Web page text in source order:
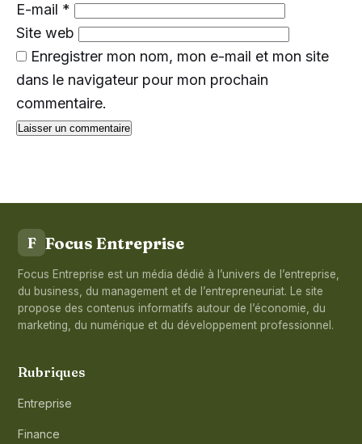
E-mail *
Site web
Enregistrer mon nom, mon e-mail et mon site
dans le navigateur pour mon prochain
commentaire.
F Focus Entreprise
Focus Entreprise est un média dédié à l’univers de l’entreprise,
du business, du management et de l’entrepreneuriat. Le site
propose des contenus informatifs autour de l’économie, du
marketing, du numérique et du développement professionnel.
Rubriques
Entreprise
Finance